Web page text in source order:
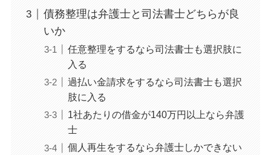
債務整理は弁護士と司法書士どちらが良
いか
任意整理をするなら司法書士も選択肢に
入る
過払い金請求をするなら司法書士も選択
肢に入る
1社あたりの借金が140万円以上なら弁護
士
個人再生をするなら弁護士しかできない